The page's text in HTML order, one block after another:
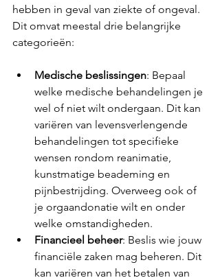
hebben in geval van ziekte of ongeval.
Dit omvat meestal drie belangrijke
categorieën:
Medische beslissingen: Bepaal
welke medische behandelingen je
wel of niet wilt ondergaan. Dit kan
variëren van levensverlengende
behandelingen tot specifieke
wensen rondom reanimatie,
kunstmatige beademing en
pijnbestrijding. Overweeg ook of
je orgaandonatie wilt en onder
welke omstandigheden.
Financieel beheer: Beslis wie jouw
financiële zaken mag beheren. Dit
kan variëren van het betalen van